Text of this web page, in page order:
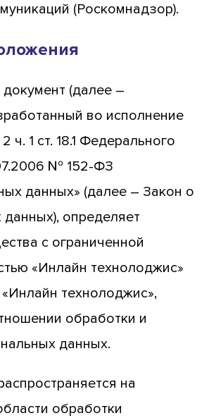
(Роскомнадзор).
документ (далее –
во исполнение
ч. 1 ст. 18.1 Федерального
№ 152-ФЗ
данных» (далее – Закон о
определяет
с ограниченной
«Инлайн технолоджис»
технолоджис»,
обработки и
данных.
на
обработки